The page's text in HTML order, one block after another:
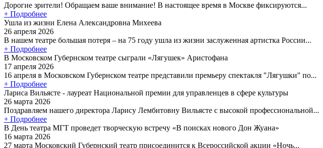
Дорогие зрители! Обращаем ваше внимание! В настоящее время в Москве фиксируются...
+ Подробнее
Ушла из жизни Елена Александровна Михеева
26 апреля 2026
В нашем театре большая потеря – на 75 году ушла из жизни заслуженная артистка России...
+ Подробнее
В Московском Губернском театре сыграли «Лягушек» Аристофана
17 апреля 2026
16 апреля в Московском Губернском театре представили премьеру спектакля "Лягушки" по...
+ Подробнее
Лариса Вильясте - лауреат Национальной премии для управленцев в сфере культуры
26 марта 2026
Поздравляем нашего директора Ларису Лембитовну Вильясте с высокой профессиональной...
+ Подробнее
В День театра МГТ проведет творческую встречу «В поисках нового Дон Жуана»
16 марта 2026
27 марта Московский Губернский театр присоединится к Всероссийской акции «Ночь...